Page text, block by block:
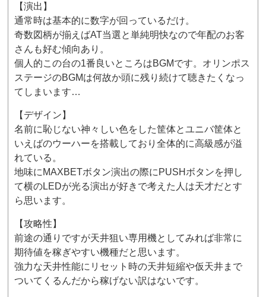
【演出】
通常時は基本的に数字が回っているだけ。
奇数図柄が揃えばAT当選と単純明快なので年配のお客
さんも好む傾向あり。
個人的この台の1番良いところはBGMです。オリンポス
ステージのBGMは何故か頭に残り続けて聴きたくなっ
てしまいます…
【デザイン】
名前に恥じない神々しい色をした筐体とユニバ筐体と
いえばのウーハーを搭載しており全体的に高級感が溢
れている。
地味にMAXBETボタン演出の際にPUSHボタンを押し
て横のLEDが光る演出が好きで考えた人は天才だとす
ら思います。
【攻略性】
前途の通りですが天井狙い専用機としてみれば非常に
期待値を稼ぎやすい機種だと思います。
強力な天井性能にリセット時の天井短縮や仮天井まで
ついてくるんだから稼げない訳はないです。